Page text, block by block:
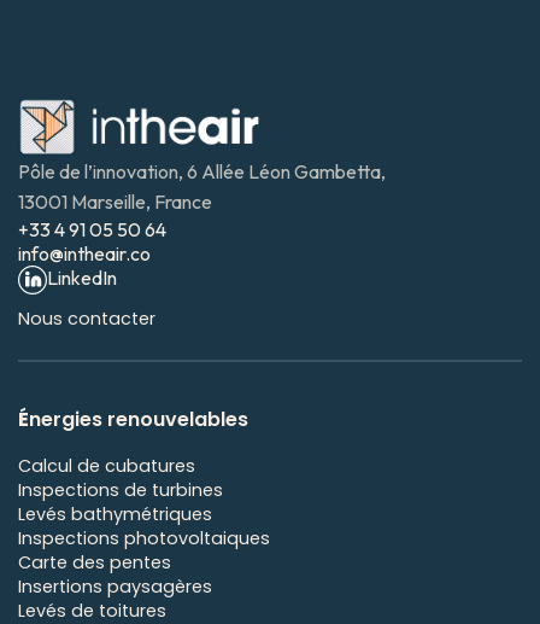
Pôle de l’innovation, 6 Allée Léon Gambetta,
13001 Marseille, France
+33 4 91 05 50 64
info@intheair.co
LinkedIn
Nous contacter
Énergies renouvelables
Calcul de cubatures
Inspections de turbines
Levés bathymétriques
Inspections photovoltaiques
Carte des pentes
Insertions paysagères
Levés de toitures